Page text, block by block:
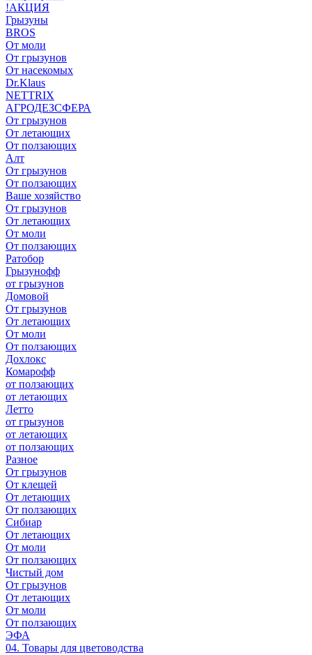
!АКЦИЯ
Грызуны
BROS
От моли
От грызунов
От насекомых
Dr.Klaus
NETTRIX
АГРОДЕЗСФЕРА
От грызунов
От летающих
От ползающих
Алт
От грызунов
От ползающих
Ваше хозяйство
От грызунов
От летающих
От моли
От ползающих
Ратобор
Грызунофф
от грызунов
Домовой
От грызунов
От летающих
От моли
От ползающих
Дохлокс
Комарофф
от ползающих
от летающих
Летто
от грызунов
от летающих
от ползающих
Разное
От грызунов
От клещей
От летающих
От ползающих
Сибиар
От летающих
От моли
От ползающих
Чистый дом
От грызунов
От летающих
От моли
От ползающих
ЭФА
04. Товары для цветоводства